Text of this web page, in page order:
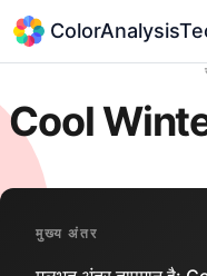
Cool
मुख्य अंतर